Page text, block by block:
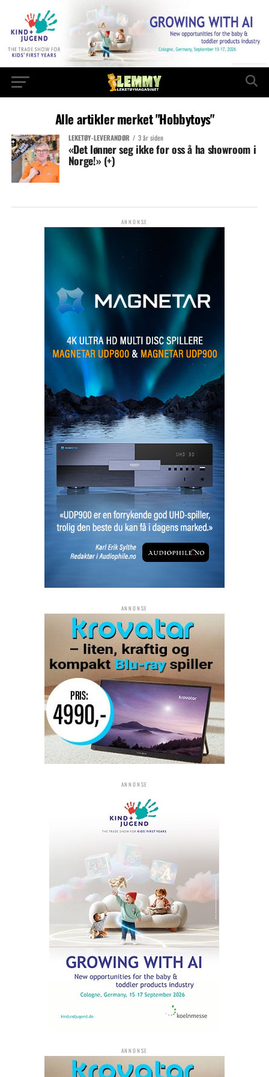
Alle artikler merket "Hobbytoys"
LEKETØY-LEVERANDØR 3 år siden
«Det lønner seg ikke for oss å ha showroom i
Norge!» (+)
ANNONSE
ANNONSE
ANNONSE
ANNONSE